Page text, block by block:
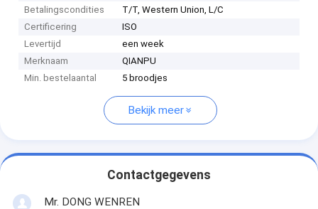
Betalingscondities
T/T, Western Union, L/C
Certificering
ISO
Levertijd
een week
Merknaam
QIANPU
Min. bestelaantal
5 broodjes
Bekijk meer
Contactgegevens
Mr. DONG WENREN